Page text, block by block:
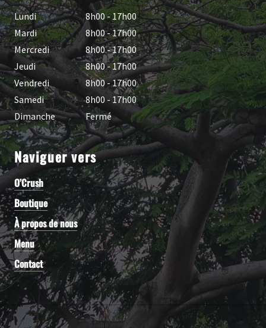
Lundi
8h00 - 17h00
Mardi
8h00 - 17h00
Mercredi
8h00 - 17h00
Jeudi
8h00 - 17h00
Vendredi
8h00 - 17h00
Samedi
8h00 - 17h00
Dimanche
Fermé
Naviguer vers
O’Crush
Boutique
À propos de nous
Menu
Contact